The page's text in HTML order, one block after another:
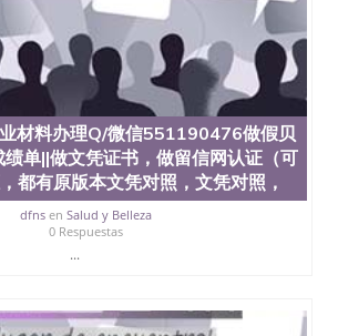
材料办理Q/微信551190476做假贝
单||做文凭证书，做留信网认证（可
都有原版本文凭对照，文凭对照，
dfnsen Salud y Belleza
0 Respuestas
...